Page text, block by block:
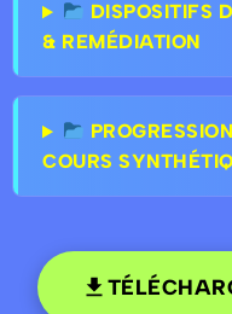
DISPOSITIFS
& REMÉDIATION
COURS